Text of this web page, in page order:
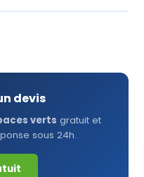
devis
verts gratuit et
sous 24h.